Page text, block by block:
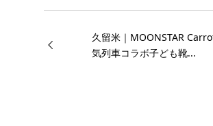
久留米｜MOONSTAR
気列車コラボ子ども靴...